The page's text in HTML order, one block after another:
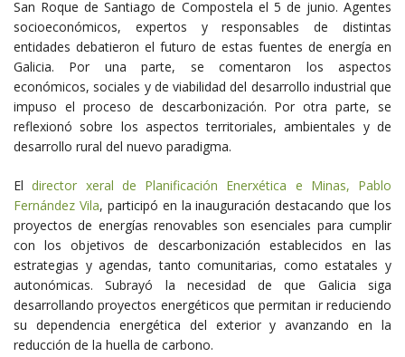
San Roque de Santiago de Compostela el 5 de junio. Agentes
socioeconómicos, expertos y responsables de distintas
entidades debatieron el futuro de estas fuentes de energía en
Galicia. Por una parte, se comentaron los aspectos
económicos, sociales y de viabilidad del desarrollo industrial que
impuso el proceso de descarbonización. Por otra parte, se
reflexionó sobre los aspectos territoriales, ambientales y de
desarrollo rural del nuevo paradigma.
Eldirector xeral de Planificación Enerxética e Minas, Pablo
Fernández Vila, participó en la inauguración destacando que los
proyectos de energías renovables son esenciales para cumplir
con los objetivos de descarbonización establecidos en las
estrategias y agendas, tanto comunitarias, como estatales y
autonómicas. Subrayó la necesidad de que Galicia siga
desarrollando proyectos energéticos que permitan ir reduciendo
su dependencia energética del exterior y avanzando en la
reducción de la huella de carbono.